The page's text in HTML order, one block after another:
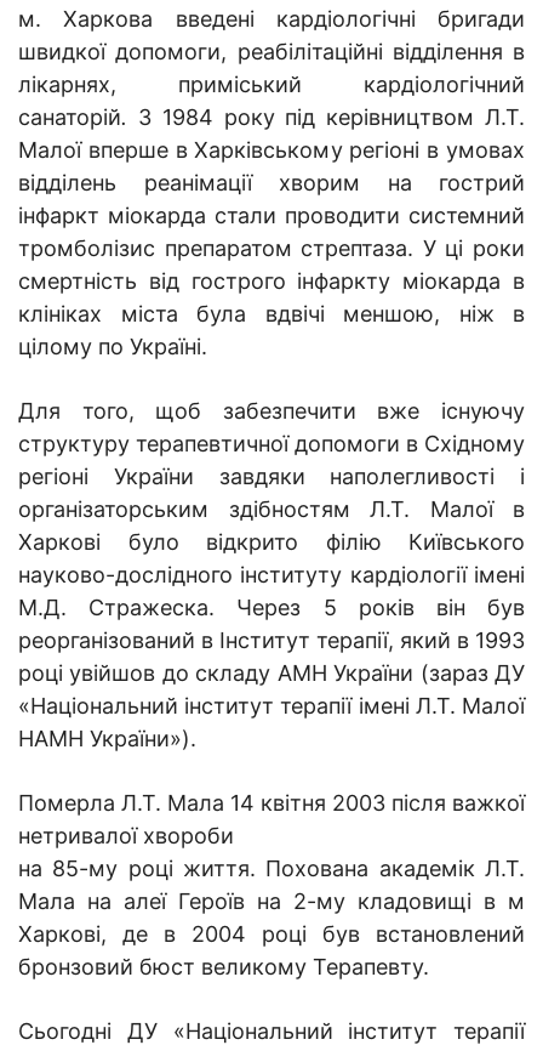
м. Харкова введені кардіологічні бригади
швидкої допомоги, реабілітаційні відділення в
лікарнях, приміський кардіологічний
санаторій. З 1984 року під керівництвом Л.Т.
Малої вперше в Харківському регіоні в умовах
відділень реанімації хворим на гострий
інфаркт міокарда стали проводити системний
тромболізис препаратом стрептаза. У ці роки
смертність від гострого інфаркту міокарда в
клініках міста була вдвічі меншою, ніж в
цілому по Україні.
Для того, щоб забезпечити вже існуючу
структуру терапевтичної допомоги в Східному
регіоні України завдяки наполегливості і
організаторським здібностям Л.Т. Малої в
Харкові було відкрито філію Київського
науково-дослідного інституту кардіології імені
М.Д. Стражеска. Через 5 років він був
реорганізований в Інститут терапії, який в 1993
році увійшов до складу АМН України (зараз ДУ
«Національний інститут терапії імені Л.Т. Малої
НАМН України»).
Померла Л.Т. Мала 14 квітня 2003 після важкої
нетривалої хвороби
на 85-му році життя. Похована академік Л.Т.
Мала на алеї Героїв на 2-му кладовищі в м
Харкові, де в 2004 році був встановлений
бронзовий бюст великому Терапевту.
Сьогодні ДУ «Національний інститут терапії